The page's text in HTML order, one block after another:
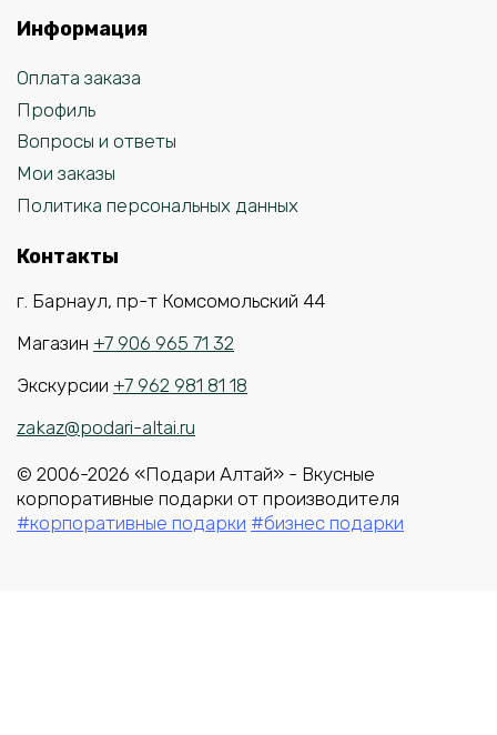
Информация
Оплата заказа
Профиль
Вопросы и ответы
Мои заказы
Политика персональных данных
Контакты
г. Барнаул, пр-т Комсомольский 44
Магазин +7 906 965 71 32
Экскурсии +7 962 981 81 18
zakaz@podari-altai.ru
© 2006-2026 «Подари Алтай» - Вкусные
корпоративные подарки от производителя
#корпоративные подарки #бизнес подарки